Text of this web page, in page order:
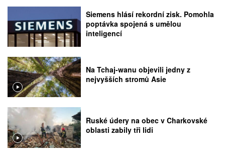
Siemens hlásí rekordní zisk. Pomohla
poptávka spojená s umělou
inteligencí
Na Tchaj-wanu objevili jedny z
nejvyšších stromů Asie
Ruské údery na obec v Charkovské
oblasti zabily tři lidi